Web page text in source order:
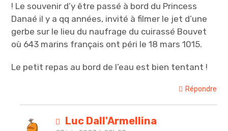
! Le souvenir d’y être passé à bord du Princess
Danaé il y a qq années, invité à filmer le jet d’une
gerbe sur le lieu du naufrage du cuirassé Bouvet
où 643 marins français ont péri le 18 mars 1015.
Le petit repas au bord de l’eau est bien tentant !
Répondre
Luc Dall'Armellina